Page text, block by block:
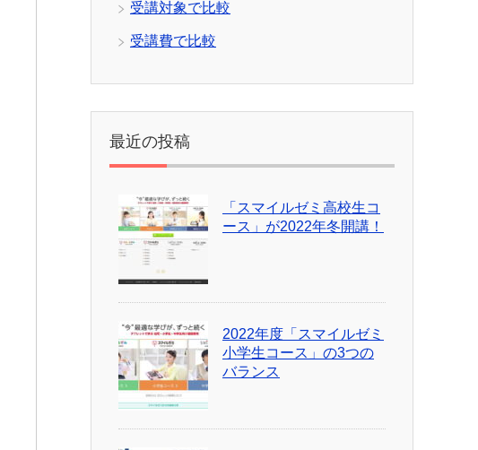
受講対象で比較
受講費で比較
最近の投稿
「スマイルゼミ高校生コ
ース」が2022年冬開講！
2022年度「スマイルゼミ
小学生コース」の3つの
バランス